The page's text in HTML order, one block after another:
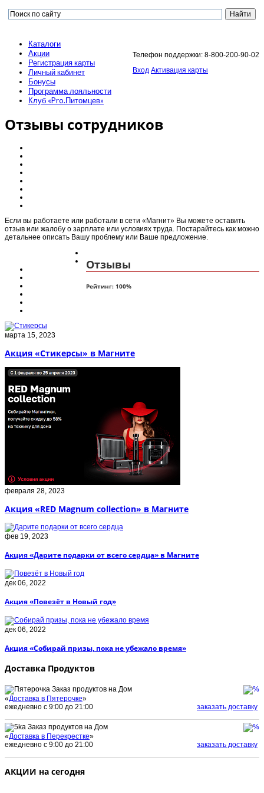
Телефон поддержки: 8-800-200-90-02
Вход Активация карты
Каталоги
Акции
Регистрация карты
Личный кабинет
Бонусы
Программа лояльности
Клуб «Pro.Питомцев»
Отзывы сотрудников
Если вы работаете или работали в сети «Магнит» Вы можете оставить
отзыв или жалобу о зарплате или условиях труда. Постарайтесь как можно
детальнее описать Вашу проблему или Ваше предложение.
Отзывы
Рейтинг:100%
марта 15, 2023
Акция «Стикерсы» в Магните
февраля 28, 2023
Акция «RED Magnum collection» в Магните
фев 19, 2023
Акция «Дарите подарки от всего сердца» в Магните
дек 06, 2022
Акция «Повезёт в Новый год»
дек 06, 2022
Акция «Собирай призы, пока не убежало время»
Доставка Продуктов
Заказ продуктов на Дом
«Доставка в Пятерочке»
ежедневно с 9:00 до 21:00
заказать доставку
Заказ продуктов на Дом
«Доставка в Перекрестке»
ежедневно с 9:00 до 21:00
заказать доставку
АКЦИИ на сегодня